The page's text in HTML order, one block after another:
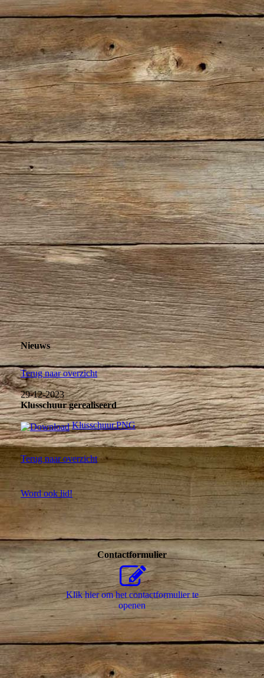
IMG-20220727-WA0010
Koffie en theepunt juli 2024
Nieuws
Terug naar overzicht
29-12-2023
Klusschuur gerealiseerd
Klusschuur.PNG
Terug naar overzicht
Word ook lid!
Contactformulier
Klik hier om het contactformulier te
openen